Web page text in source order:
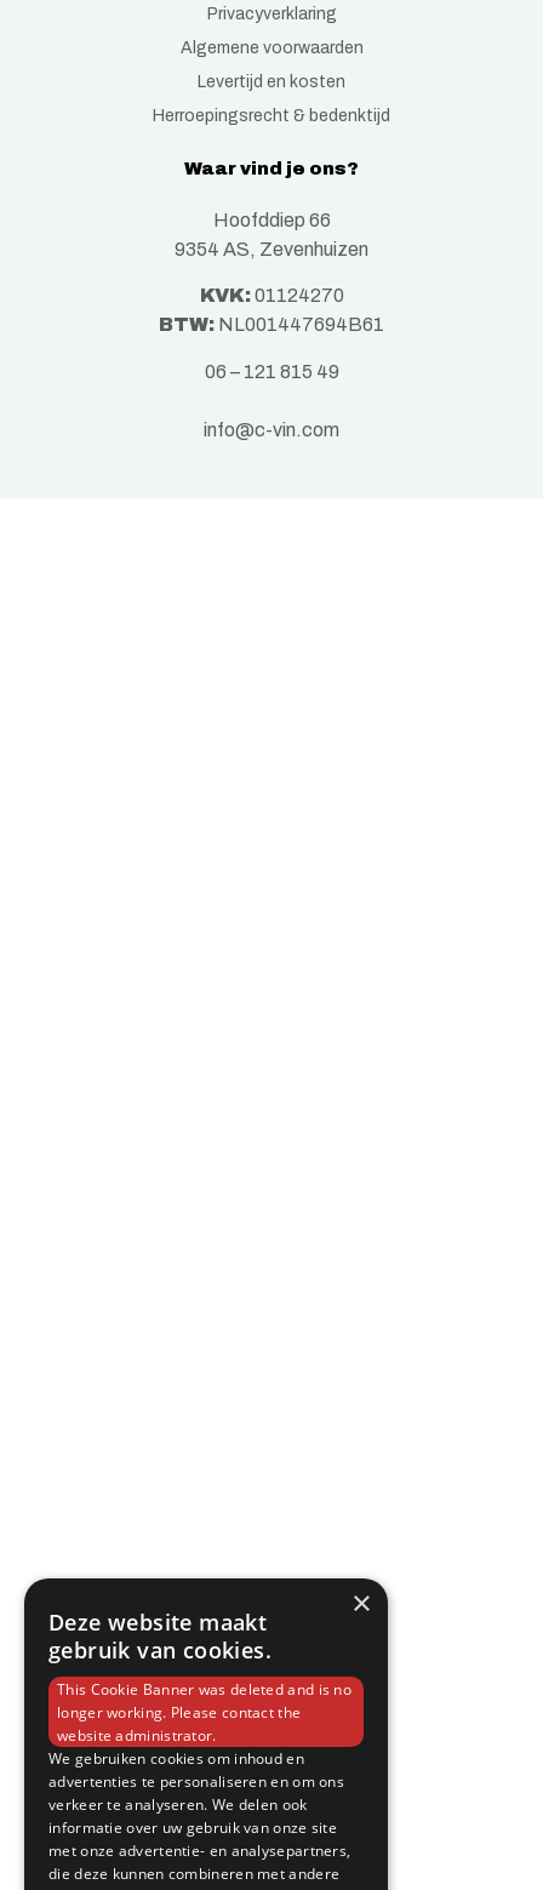
Privacyverklaring
Algemene voorwaarden
Levertijd en kosten
Herroepingsrecht & bedenktijd
Waar vind je ons?
Hoofddiep 66
9354 AS, Zevenhuizen
KVK:01124270
BTW:NL001447694B61
06 – 121 815 49
info@c-vin.com
×
Deze website maakt
gebruik van cookies.
This Cookie Banner was deleted and is no
longer working. Please contact the
website administrator.
We gebruiken cookies om inhoud en
advertenties te personaliseren en om ons
verkeer te analyseren. We delen ook
informatie over uw gebruik van onze site
met onze advertentie- en analysepartners,
die deze kunnen combineren met andere